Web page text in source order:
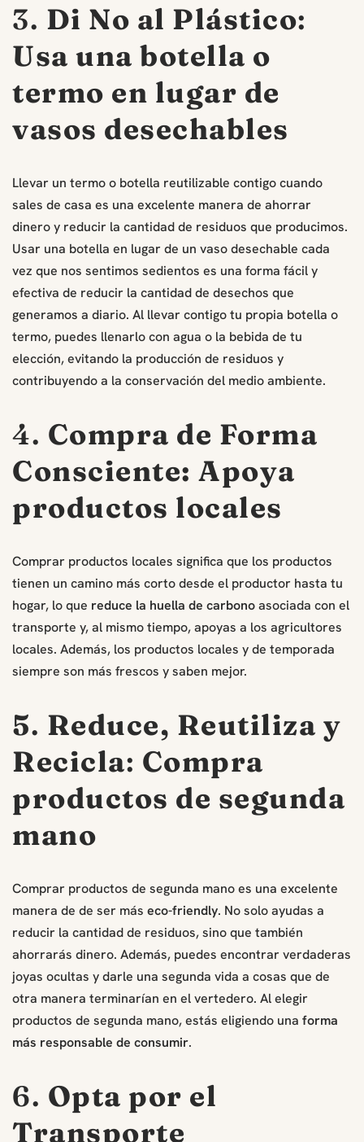
3. Di No al Plástico:
Usa una botella o
termo en lugar de
vasos desechables
Llevar un termo o botella reutilizable contigo cuando
sales de casa es una excelente manera de ahorrar
dinero y reducir la cantidad de residuos que producimos.
Usar una botella en lugar de un vaso desechable cada
vez que nos sentimos sedientos es una forma fácil y
efectiva de reducir la cantidad de desechos que
generamos a diario. Al llevar contigo tu propia botella o
termo, puedes llenarlo con agua o la bebida de tu
elección, evitando la producción de residuos y
contribuyendo a la conservación del medio ambiente.
4. Compra de Forma
Consciente: Apoya
productos locales
Comprar productos locales significa que los productos
tienen un camino más corto desde el productor hasta tu
hogar, lo que reduce la huella de carbonoasociada con el
transporte y, al mismo tiempo, apoyas a los agricultores
locales. Además, los productos locales y de temporada
siempre son más frescos y saben mejor.
5. Reduce, Reutiliza y
Recicla: Compra
productos de segunda
mano
Comprar productos de segunda mano es una excelente
manera de de ser más eco-friendly. No solo ayudas a
reducir la cantidad de residuos, sino que también
ahorrarás dinero. Además, puedes encontrar verdaderas
joyas ocultas y darle una segunda vida a cosas que de
otra manera terminarían en el vertedero. Al elegir
productos de segunda mano, estás eligiendo una forma
más responsable de consumir.
6. Opta por el
Transporte